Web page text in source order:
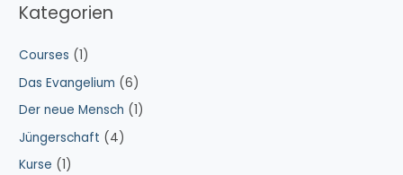
Kategorien
Courses (1)
Das Evangelium (6)
Der neue Mensch (1)
Jüngerschaft (4)
Kurse (1)